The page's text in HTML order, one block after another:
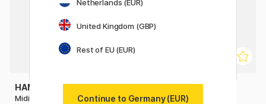
HAMA
Midi-Perlen 6000er-Pack
HAMA
Midi-Perlen 3000er-Pack
Netherlands (EUR)
United Kingdom (GBP)
Rest of EU (EUR)
Continue to Germany (EUR)